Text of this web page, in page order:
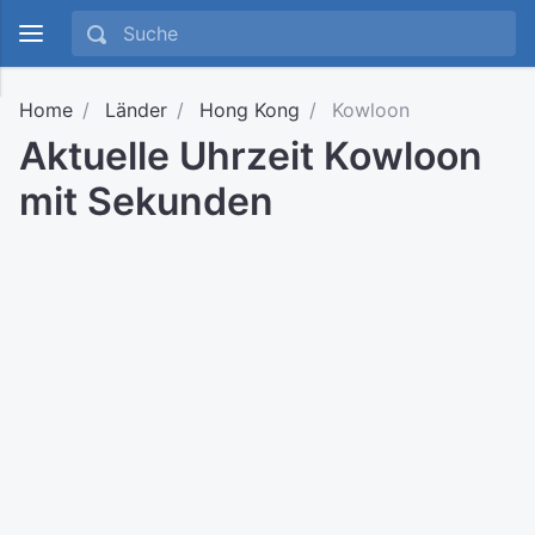
Home Länder Hong Kong Kowloon
Aktuelle Uhrzeit Kowloon
mit Sekunden